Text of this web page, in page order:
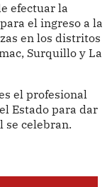
efectuar la
el ingreso a la
en los distritos
Surquillo y La
el profesional
Estado para dar
se celebran.